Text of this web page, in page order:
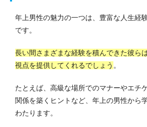
年上男性の魅力の一つは、豊富な人生経
です。
長い間さまざまな経験を積んできた彼ら
視点を提供してくれるでしょう 。
たとえば、高級な場所でのマナーやエチ
関係を築くヒントなど、年上の男性から
わたります。